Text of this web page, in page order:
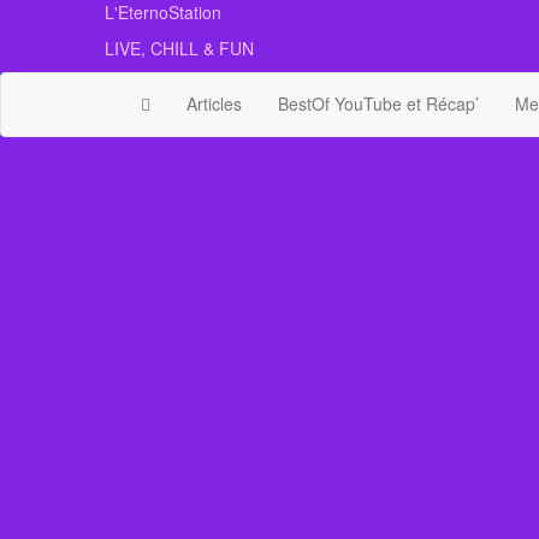
content
L'EternoStation
LIVE, CHILL & FUN
Articles BestOf YouTube et Récap’